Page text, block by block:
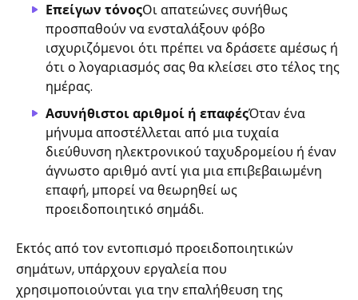
Επείγων τόνοςΟι απατεώνες συνήθως
προσπαθούν να ενσταλάξουν φόβο
ισχυριζόμενοι ότι πρέπει να δράσετε αμέσως ή
ότι ο λογαριασμός σας θα κλείσει στο τέλος της
ημέρας.
Ασυνήθιστοι αριθμοί ή επαφέςΌταν ένα
μήνυμα αποστέλλεται από μια τυχαία
διεύθυνση ηλεκτρονικού ταχυδρομείου ή έναν
άγνωστο αριθμό αντί για μια επιβεβαιωμένη
επαφή, μπορεί να θεωρηθεί ως
προειδοποιητικό σημάδι.
Εκτός από τον εντοπισμό προειδοποιητικών
σημάτων, υπάρχουν εργαλεία που
χρησιμοποιούνται για την επαλήθευση της